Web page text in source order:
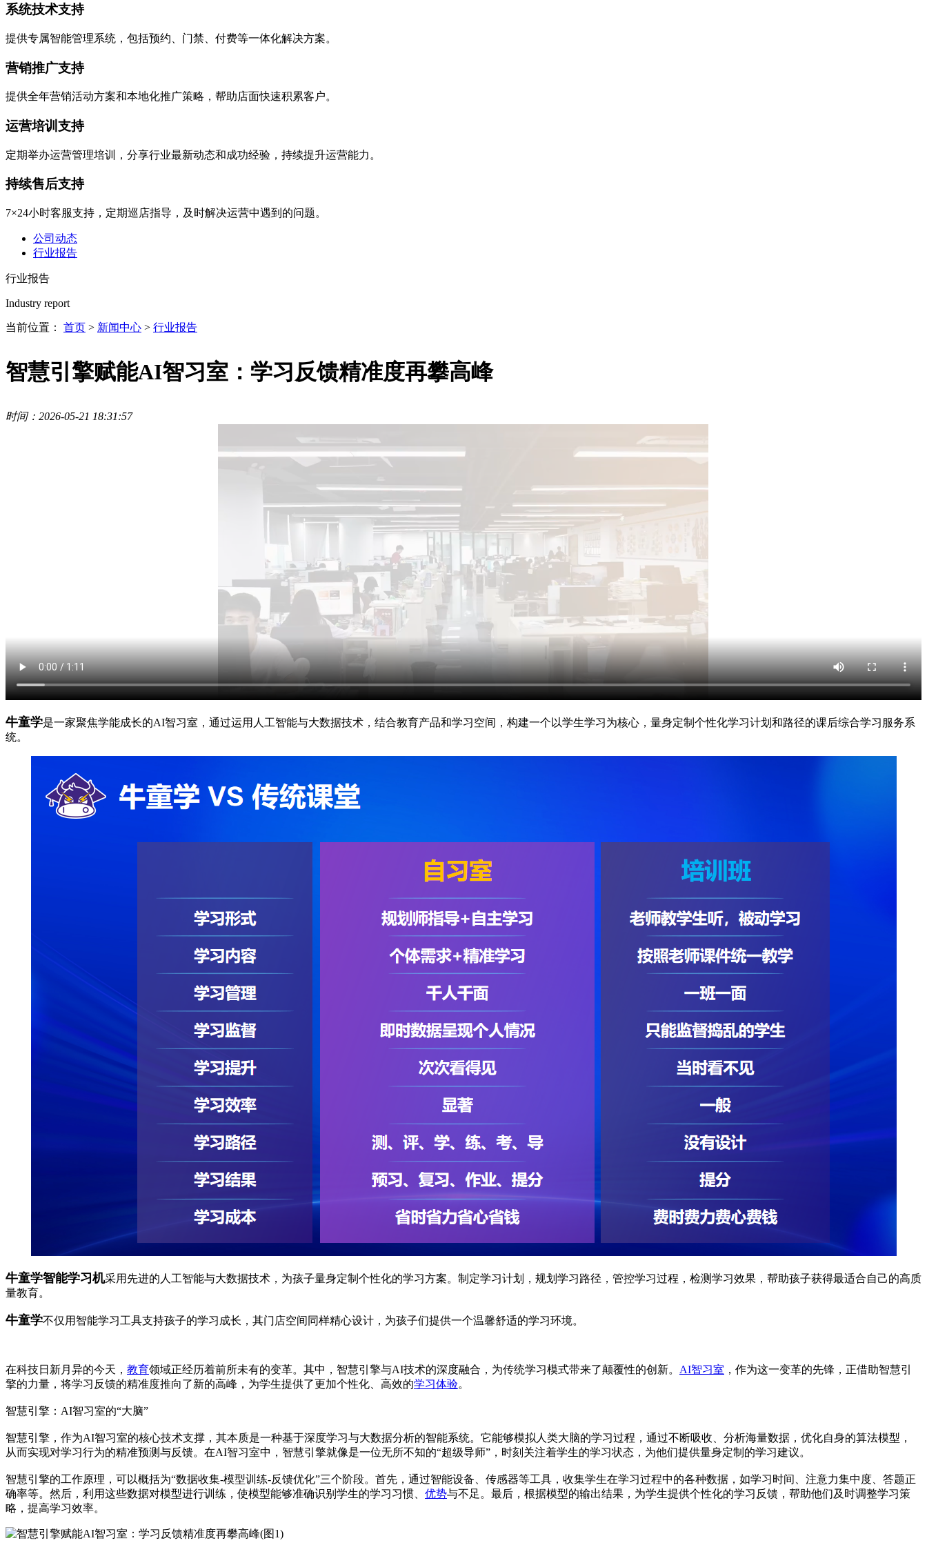
系统技术支持
提供专属智能管理系统，包括预约、门禁、付费等一体化解决方案。
营销推广支持
提供全年营销活动方案和本地化推广策略，帮助店面快速积累客户。
运营培训支持
定期举办运营管理培训，分享行业最新动态和成功经验，持续提升运营能力。
持续售后支持
7×24小时客服支持，定期巡店指导，及时解决运营中遇到的问题。
公司动态
行业报告
行业报告
Industry report
当前位置： 首页 > 新闻中心 > 行业报告
智慧引擎赋能AI智习室：学习反馈精准度再攀高峰
时间：2026-05-21 18:31:57
牛童学是一家聚焦学能成长的AI智习室，通过运用人工智能与大数据技术，结合教育产品和学习空间，构建一个以学生学习为核心，量身定制个性化学习计划和路径的课后综合学习服务系
统。
牛童学智能学习机采用先进的人工智能与大数据技术，为孩子量身定制个性化的学习方案。制定学习计划，规划学习路径，管控学习过程，检测学习效果，帮助孩子获得最适合自己的高质
量教育。
牛童学不仅用智能学习工具支持孩子的学习成长，其门店空间同样精心设计，为孩子们提供一个温馨舒适的学习环境。
在科技日新月异的今天， 教育领域正经历着前所未有的变革。其中，智慧引擎与AI技术的深度融合，为传统学习模式带来了颠覆性的创新。 AI智习室 ，作为这一变革的先锋，正借助智慧引
擎的力量，将学习反馈的精准度推向了新的高峰，为学生提供了更加个性化、高效的学习体验。
智慧引擎：AI智习室的“大脑”
智慧引擎，作为AI智习室的核心技术支撑，其本质是一种基于深度学习与大数据分析的智能系统。它能够模拟人类大脑的学习过程，通过不断吸收、分析海量数据，优化自身的算法模型，
从而实现对学习行为的精准预测与反馈。在AI智习室中，智慧引擎就像是一位无所不知的“超级导师”，时刻关注着学生的学习状态，为他们提供量身定制的学习建议。
智慧引擎的工作原理，可以概括为“数据收集-模型训练-反馈优化”三个阶段。首先，通过智能设备、传感器等工具，收集学生在学习过程中的各种数据，如学习时间、注意力集中度、答题正
确率等。然后，利用这些数据对模型进行训练，使模型能够准确识别学生的学习习惯、 优势与不足。最后，根据模型的输出结果，为学生提供个性化的学习反馈，帮助他们及时调整学习策
略，提高学习效率。